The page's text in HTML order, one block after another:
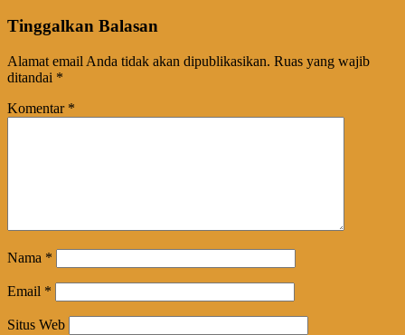
Tinggalkan Balasan
Alamat email Anda tidak akan dipublikasikan. Ruas yang wajib
ditandai *
Komentar *
Nama *
Email *
Situs Web